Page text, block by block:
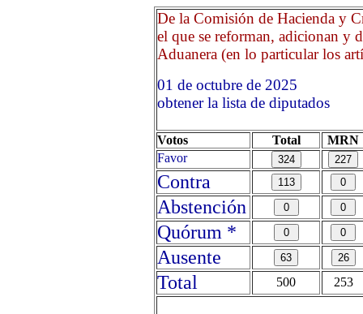
De la Comisión de Hacienda y
el que se reforman, adicionan y
Aduanera (en lo particular los
01 de octubre de 2025
obtener la lista de diputados
Votos Total
MRN
Favor
Contra
Abstención
Quórum *
Ausente
Total
500 253